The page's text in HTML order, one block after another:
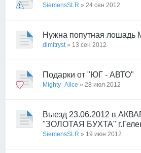
SiemensSLR » 24 сен 2012
Нужна попутная лошадь
dimitryst» 13 сен 2012
Подарки от "ЮГ - АВТО"
Mighty_Alice » 28 июл 2012
Выезд 23.06.2012 в
"ЗОЛОТАЯ БУХТА"
SiemensSLR » 19 июн 2012